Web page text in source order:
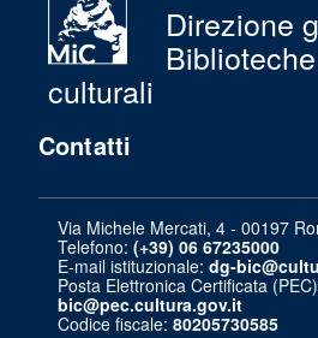
Direzione
culturali
Contatti
Via Michele Mercati, 4 - 00197
Telefono: (+39) 06 67235000
E-mail istituzionale: dg-
Posta Elettronica Certificata
bic@pec.cultura.gov.it
Codice fiscale: 80205730585